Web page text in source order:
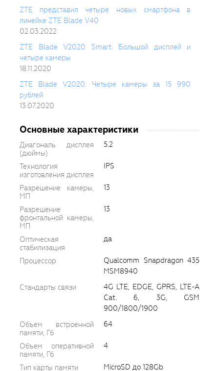
ZTE представил четыре новых смартфона в
линейке ZTE Blade V40
02.03.2022
ZTE Blade V2020 Smart: Большой дисплей и
четыре камеры
18.11.2020
ZTE Blade V2020: Четыре камеры за 15 990
рублей
13.07.2020
Основные характеристики
Диагональ дисплея
(дюймы)
5.2
Технология
изготовления дисплея
IPS
Разрешение камеры,
МП
13
Разрешение
фронтальной камеры,
МП
13
Оптическая
стабилизация
да
Процессор
Qualcomm Snapdragon 435
MSM8940
Стандарты связи
4G LTE, EDGE, GPRS, LTE-A
Cat. 6, 3G, GSM
900/1800/1900
Объем встроенной
памяти, Гб
64
Объем оперативной
памяти, Гб
4
Тип карты памяти MicroSD до 128Gb